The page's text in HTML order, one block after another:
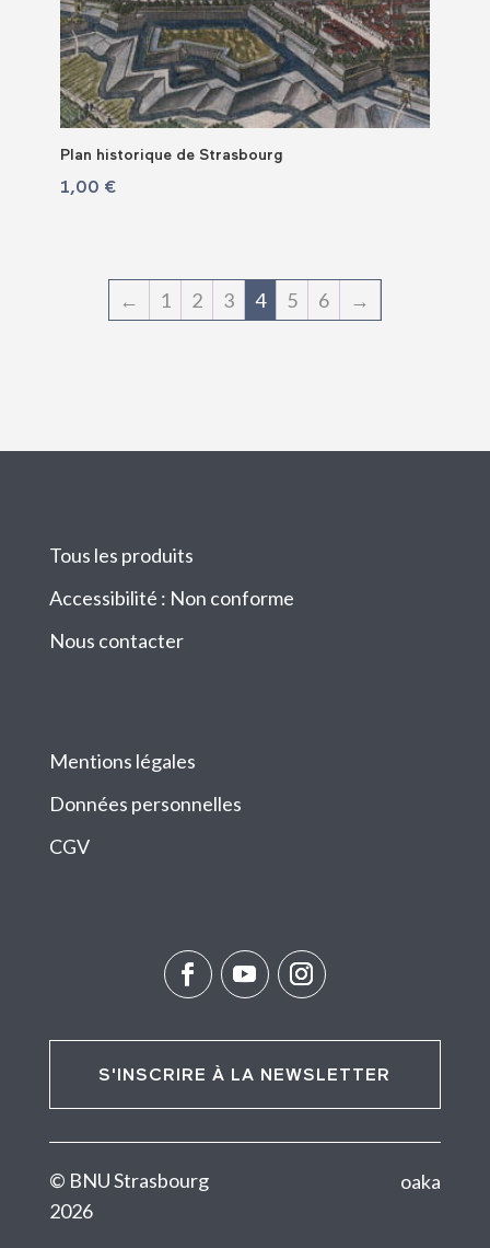
Plan historique de Strasbourg
1,00 €
← 1 2 3 4 5 6 →
Tous les produits
Accessibilité : Non conforme
Nous contacter
Mentions légales
Données personnelles
CGV
S'INSCRIRE À LA NEWSLETTER
© BNU Strasbourg
2026
oaka